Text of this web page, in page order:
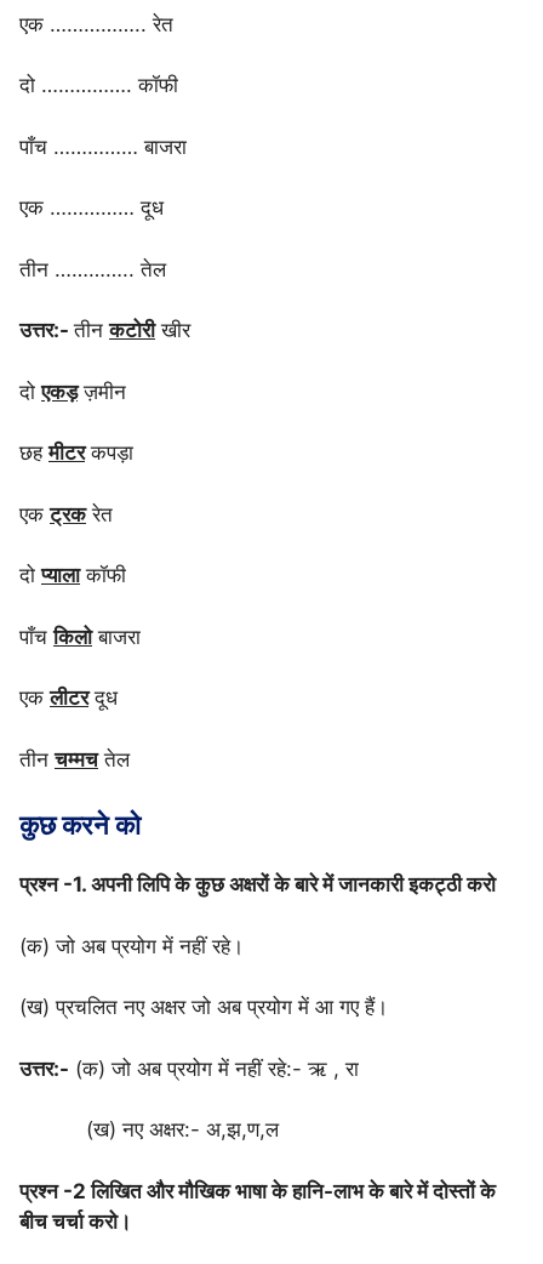
एक …………….. रेत
दो ……………. कॉफी
पाँच …………… बाजरा
एक …………… दूध
तीन ………….. तेल
उत्तर:-तीनकटोरीखीर
दोएकड़ज़मीन
छहमीटरकपड़ा
एकट्रकरेत
दोप्यालाकॉफी
पाँचकिलोबाजरा
एकलीटरदूध
तीनचम्मचतेल
कुछ करने को
प्रश्न -1. अपनी लिपि के कुछ अक्षरों के बारे में जानकारी इकट्ठी करो
(क) जो अब प्रयोग में नहीं रहे।
(ख) प्रचलित नए अक्षर जो अब प्रयोग में आ गए हैं।
उत्तर:- (क) जो अब प्रयोग में नहीं रहे:- ऋ , रा
(ख) नए अक्षर:- अ,झ,ण,ल
प्रश्न -2 लिखित और मौखिक भाषा के हानि-लाभ के बारे में दोस्तों के
बीच चर्चा करो।